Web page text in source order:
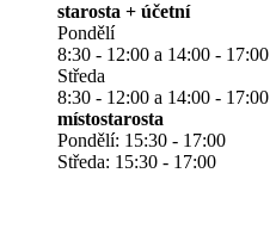
starosta + účetní
Pondělí
8:30 - 12:00 a 14:00 - 17:00
Středa
8:30 - 12:00 a 14:00 - 17:00
místostarosta
Pondělí: 15:30 - 17:00
Středa: 15:30 - 17:00